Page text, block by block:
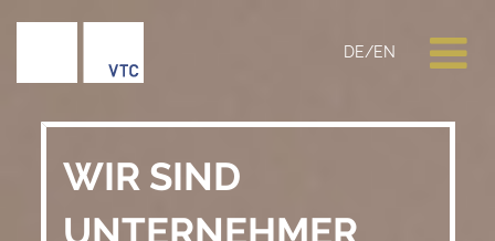
DE/EN
WIR SIND
UNTERNEHMER